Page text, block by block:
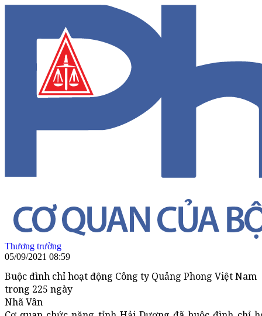
Thương trường
05/09/2021 08:59
Buộc đình chỉ hoạt động Công ty Quảng Phong Việt Nam
trong 225 ngày
Nhã Vân